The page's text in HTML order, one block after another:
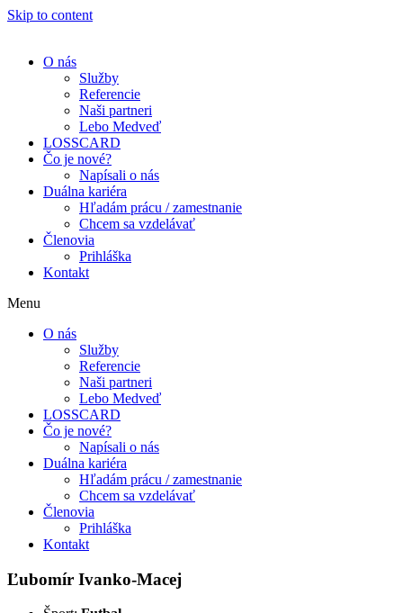
Skip to content
O nás
Služby
Referencie
Naši partneri
Lebo Medveď
LOSSCARD
Čo je nové?
Napísali o nás
Duálna kariéra
Hľadám prácu / zamestnanie
Chcem sa vzdelávať
Členovia
Prihláška
Kontakt
Menu
O nás
Služby
Referencie
Naši partneri
Lebo Medveď
LOSSCARD
Čo je nové?
Napísali o nás
Duálna kariéra
Hľadám prácu / zamestnanie
Chcem sa vzdelávať
Členovia
Prihláška
Kontakt
Ľubomír Ivanko-Macej